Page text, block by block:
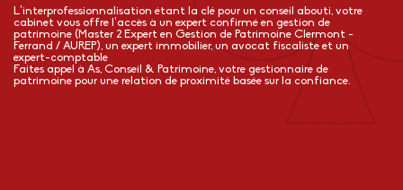
L’interprofessionnalisation étant la clé pour un conseil abouti, votre
cabinet vous offre l’accès à un expert confirmé en gestion de
patrimoine (Master 2 Expert en Gestion de Patrimoine Clermont -
Ferrand / AUREP), un expert immobilier, un avocat fiscaliste et un
expert-comptable
Faites appel à As, Conseil & Patrimoine, votre gestionnaire de
patrimoine pour une relation de proximité basée sur la confiance.